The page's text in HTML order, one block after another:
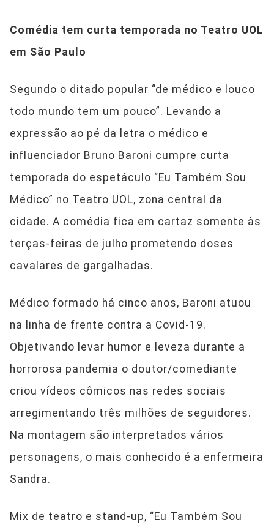
Comédia tem curta temporada no Teatro UOL
em São Paulo
Segundo o ditado popular “de médico e louco
todo mundo tem um pouco”. Levando a
expressão ao pé da letra o médico e
influenciador Bruno Baroni cumpre curta
temporada do espetáculo “Eu Também Sou
Médico” no Teatro UOL, zona central da
cidade. A comédia fica em cartaz somente às
terças-feiras de julho prometendo doses
cavalares de gargalhadas.
Médico formado há cinco anos, Baroni atuou
na linha de frente contra a Covid-19.
Objetivando levar humor e leveza durante a
horrorosa pandemia o doutor/comediante
criou vídeos cômicos nas redes sociais
arregimentando três milhões de seguidores.
Na montagem são interpretados vários
personagens, o mais conhecido é a enfermeira
Sandra.
Mix de teatro e stand-up, “Eu Também Sou